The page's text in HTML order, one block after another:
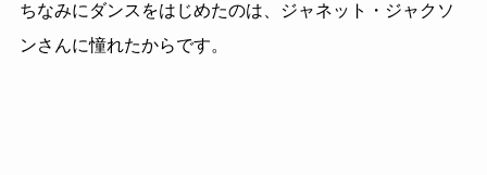
ちなみにダンスをはじめたのは、ジャネット・ジャクソ
ンさんに憧れたからです。